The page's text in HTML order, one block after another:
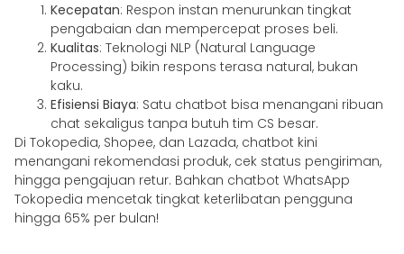
Kecepatan: Respon instan menurunkan tingkat
pengabaian dan mempercepat proses beli.
Kualitas: Teknologi NLP (Natural Language
Processing) bikin respons terasa natural, bukan
kaku.
Efisiensi Biaya: Satu chatbot bisa menangani ribuan
chat sekaligus tanpa butuh tim CS besar.
Di Tokopedia, Shopee, dan Lazada, chatbot kini
menangani rekomendasi produk, cek status pengiriman,
hingga pengajuan retur. Bahkan chatbot WhatsApp
Tokopedia mencetak tingkat keterlibatan pengguna
hingga 65% per bulan!